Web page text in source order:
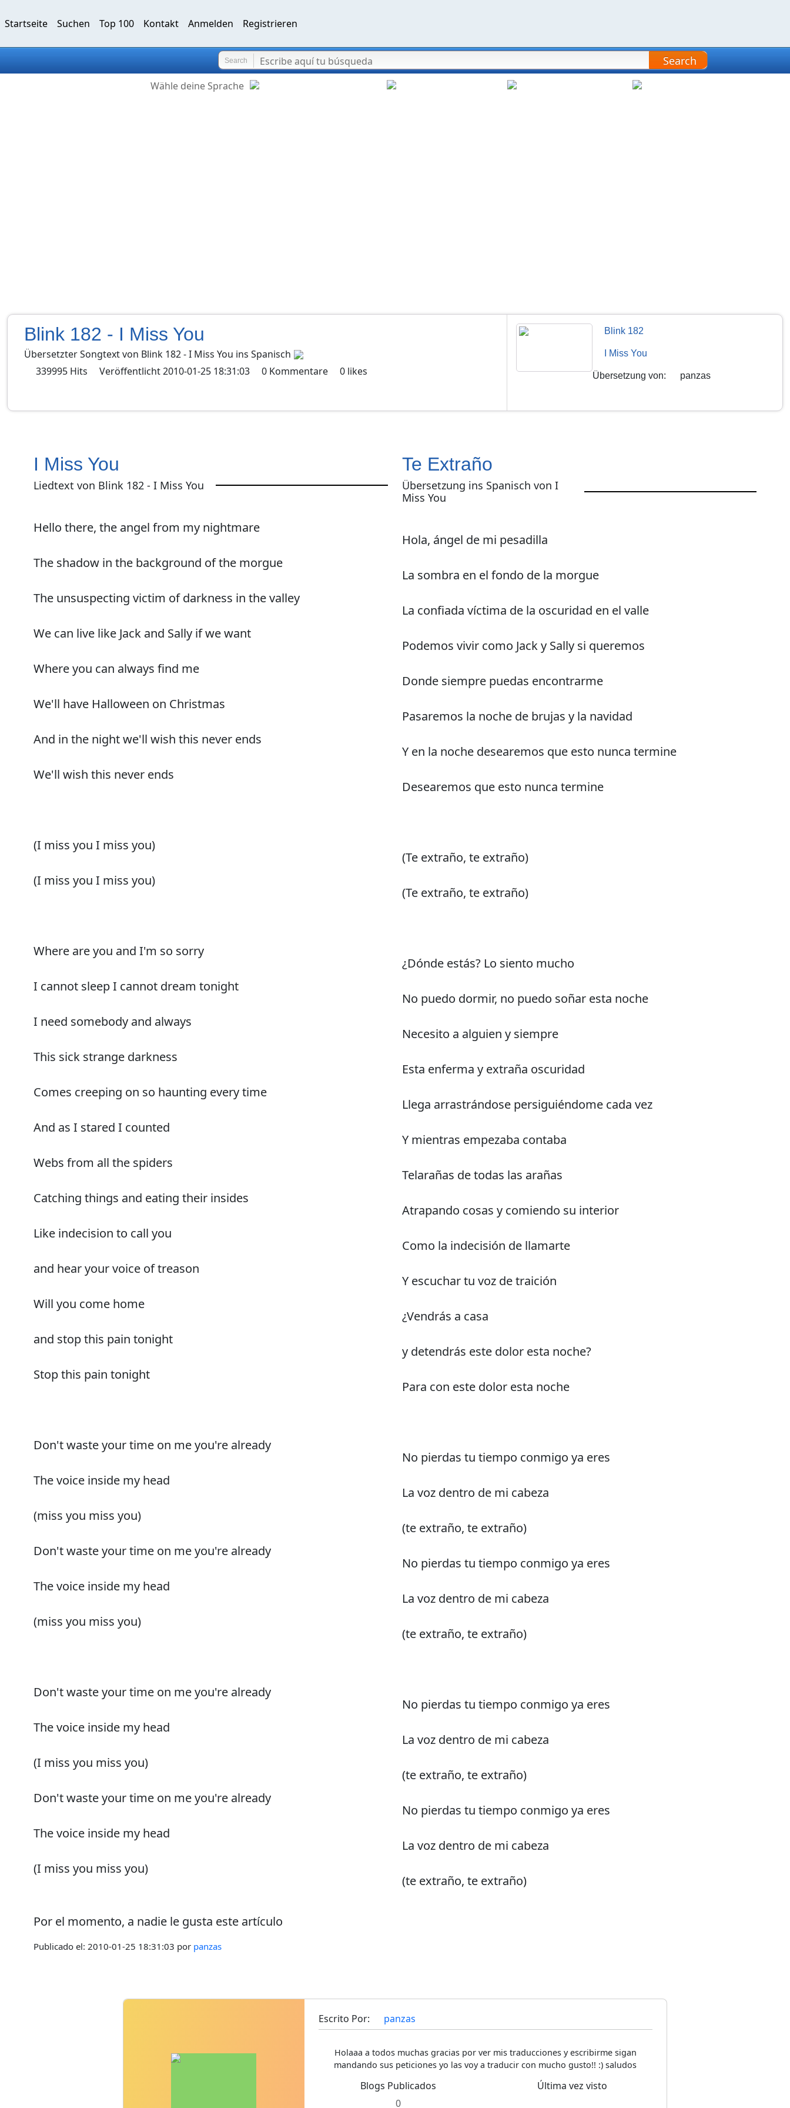
Startseite Suchen Top 100 Kontakt Anmelden Registrieren
Search Search
Wähle deine Sprache
Blink 182 - I Miss You
Übersetzter Songtext von Blink 182-I Miss You ins Spanisch
339995 Hits Veröffentlicht2010-01-25 18:31:03 0 Kommentare 0 likes
Blink 182
I Miss You
Übersetzung von: panzas
I Miss You
Liedtext von Blink 182 - I Miss You
Hello there, the angel from my nightmare
The shadow in the background of the morgue
The unsuspecting victim of darkness in the valley
We can live like Jack and Sally if we want
Where you can always find me
We'll have Halloween on Christmas
And in the night we'll wish this never ends
We'll wish this never ends
(I miss you I miss you)
(I miss you I miss you)
Where are you and I'm so sorry
I cannot sleep I cannot dream tonight
I need somebody and always
This sick strange darkness
Comes creeping on so haunting every time
And as I stared I counted
Webs from all the spiders
Catching things and eating their insides
Like indecision to call you
and hear your voice of treason
Will you come home
and stop this pain tonight
Stop this pain tonight
Don't waste your time on me you're already
The voice inside my head
(miss you miss you)
Don't waste your time on me you're already
The voice inside my head
(miss you miss you)
Don't waste your time on me you're already
The voice inside my head
(I miss you miss you)
Don't waste your time on me you're already
The voice inside my head
(I miss you miss you)
Por el momento, a nadie le gusta este artículo
Publicado el: 2010-01-25 18:31:03 por panzas
Te Extraño
Übersetzung ins Spanisch von I
Miss You
Hola, ángel de mi pesadilla
La sombra en el fondo de la morgue
La confiada víctima de la oscuridad en el valle
Podemos vivir como Jack y Sally si queremos
Donde siempre puedas encontrarme
Pasaremos la noche de brujas y la navidad
Y en la noche desearemos que esto nunca termine
Desearemos que esto nunca termine
(Te extraño, te extraño)
(Te extraño, te extraño)
¿Dónde estás? Lo siento mucho
No puedo dormir, no puedo soñar esta noche
Necesito a alguien y siempre
Esta enferma y extraña oscuridad
Llega arrastrándose persiguiéndome cada vez
Y mientras empezaba contaba
Telarañas de todas las arañas
Atrapando cosas y comiendo su interior
Como la indecisión de llamarte
Y escuchar tu voz de traición
¿Vendrás a casa
y detendrás este dolor esta noche?
Para con este dolor esta noche
No pierdas tu tiempo conmigo ya eres
La voz dentro de mi cabeza
(te extraño, te extraño)
No pierdas tu tiempo conmigo ya eres
La voz dentro de mi cabeza
(te extraño, te extraño)
No pierdas tu tiempo conmigo ya eres
La voz dentro de mi cabeza
(te extraño, te extraño)
No pierdas tu tiempo conmigo ya eres
La voz dentro de mi cabeza
(te extraño, te extraño)
Escrito Por: panzas
Holaaa a todos muchas gracias por ver mis traducciones y escribirme sigan
mandando sus peticiones yo las voy a traducir con mucho gusto!! :) saludos
Blogs Publicados
0
Última vez visto